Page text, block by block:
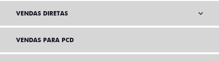
VENDAS DIRETAS
VENDAS PARA PCD